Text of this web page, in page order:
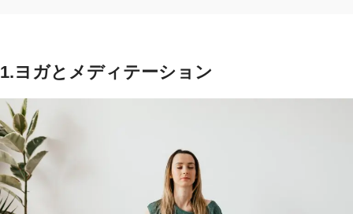
1.ヨガとメディテーション